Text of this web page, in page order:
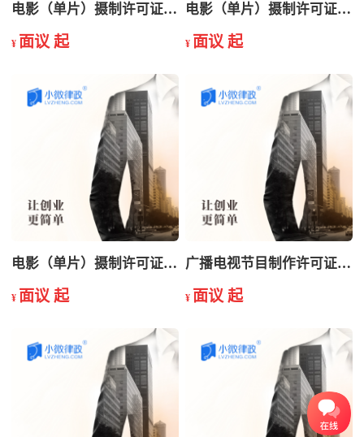
电影（单片）摄制许可证申请
¥ 面议 起
电影（单片）摄制许可证延续
¥ 面议 起
电影（单片）摄制许可证注销
¥ 面议 起
广播电视节目制作许可证变更
¥ 面议 起